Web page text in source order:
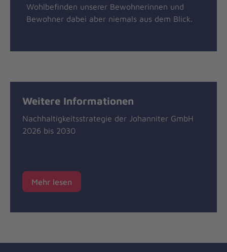
Wohlbefinden unserer Bewohnerinnen und
Bewohner dabei aber niemals aus dem Blick.
Weitere Informationen
Nachhaltigkeitsstrategie der Johanniter GmbH
2026 bis 2030
Mehr lesen